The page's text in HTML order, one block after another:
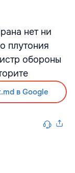
нет ни
плутония
обороны
в Google